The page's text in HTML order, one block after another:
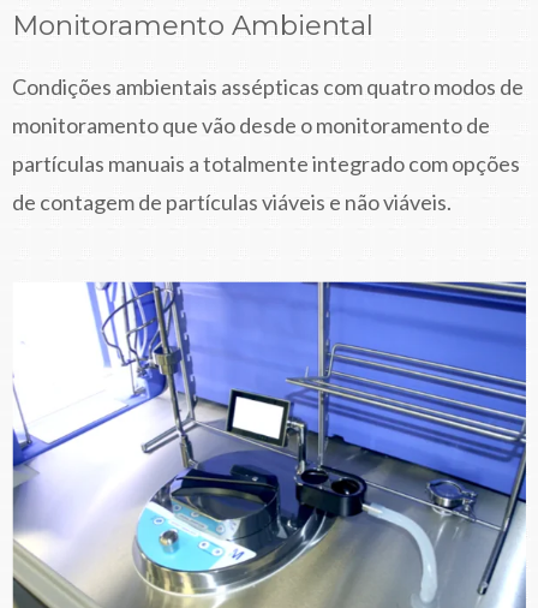
Monitoramento Ambiental
Condições ambientais assépticas com quatro modos de
monitoramento que vão desde o monitoramento de
partículas manuais a totalmente integrado com opções
de contagem de partículas viáveis e não viáveis.